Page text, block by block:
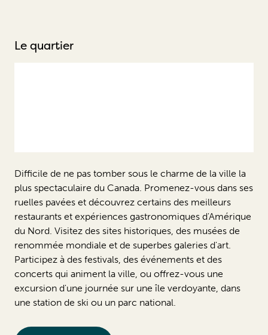
Le quartier
Difficile de ne pas tomber sous le charme de la ville la
plus spectaculaire du Canada. Promenez-vous dans ses
ruelles pavées et découvrez certains des meilleurs
restaurants et expériences gastronomiques d'Amérique
du Nord. Visitez des sites historiques, des musées de
renommée mondiale et de superbes galeries d'art.
Participez à des festivals, des événements et des
concerts qui animent la ville, ou offrez-vous une
excursion d'une journée sur une île verdoyante, dans
une station de ski ou un parc national.